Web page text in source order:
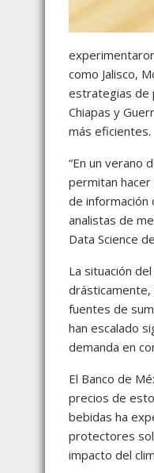
como Jalisco,
estrategias de
Chiapas y
más eficientes.
“En un verano
permitan
de información
analistas de
Data Science
La situación
drásticamente,
fuentes de
han escalado
demanda en
El Banco de
precios de
bebidas ha
protectores
impacto del